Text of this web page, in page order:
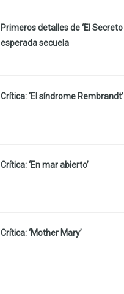
Primeros detalles de ‘El
esperada secuela
Crítica: ‘El síndrome Rembrandt’
Crítica: ‘En mar abierto’
Crítica: ‘Mother Mary’